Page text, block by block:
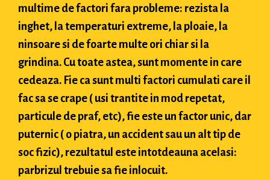
multime de factori fara probleme: rezista la
inghet, la temperaturi extreme, la ploaie, la
ninsoare si de foarte multe ori chiar si la
grindina. Cu toate astea, sunt momente in care
cedeaza. Fie ca sunt multi factori cumulati care il
fac sa se crape ( usi trantite in mod repetat,
particule de praf, etc), fie este un factor unic, dar
puternic ( o piatra, un accident sau un alt tip de
soc fizic), rezultatul este intotdeauna acelasi:
parbrizul trebuie sa fie inlocuit.